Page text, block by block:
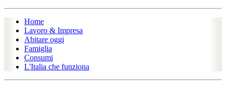
Home
Lavoro & Impresa
Abitare oggi
Famiglia
Consumi
L'Italia che funziona